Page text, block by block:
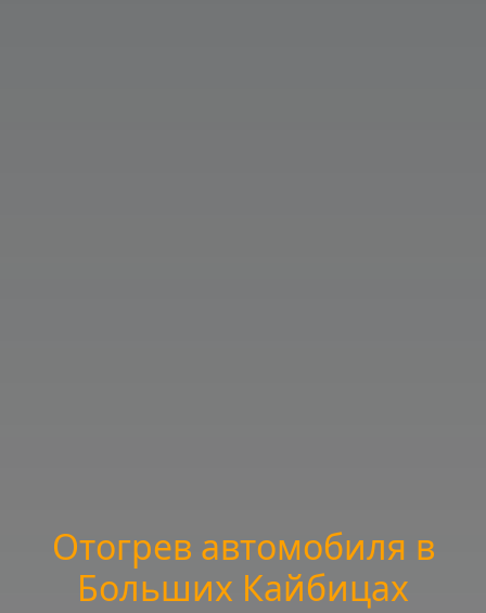
Отогрев автомобиля в
Больших Кайбицах